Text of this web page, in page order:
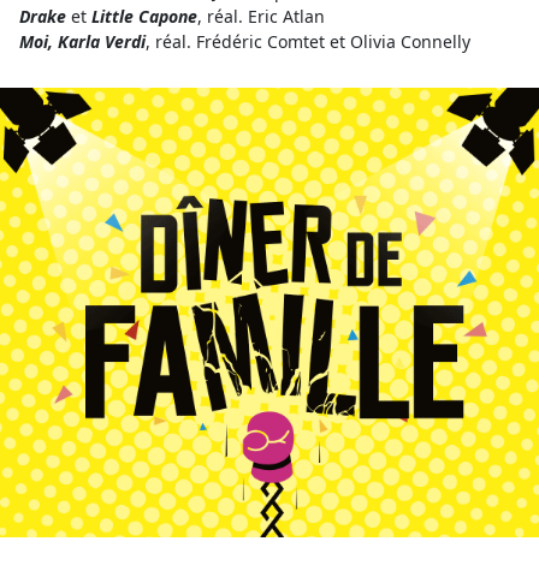
Drake et Little Capone, réal. Eric Atlan
Moi, Karla Verdi, réal. Frédéric Comtet et Olivia Connelly